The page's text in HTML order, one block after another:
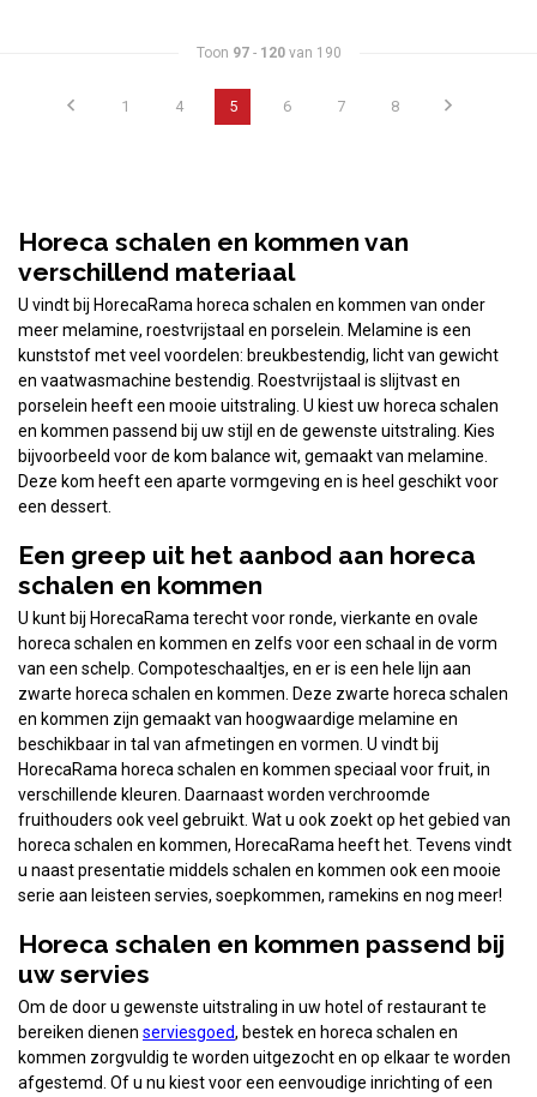
Toon 97- 120van 190
1 4 5 6 7 8
Horeca schalen en kommen van
verschillend materiaal
U vindt bij HorecaRama horeca schalen en kommen van onder
meer melamine, roestvrijstaal en porselein. Melamine is een
kunststof met veel voordelen: breukbestendig, licht van gewicht
en vaatwasmachine bestendig. Roestvrijstaal is slijtvast en
porselein heeft een mooie uitstraling. U kiest uw horeca schalen
en kommen passend bij uw stijl en de gewenste uitstraling. Kies
bijvoorbeeld voor de kom balance wit, gemaakt van melamine.
Deze kom heeft een aparte vormgeving en is heel geschikt voor
een dessert.
Een greep uit het aanbod aan horeca
schalen en kommen
U kunt bij HorecaRama terecht voor ronde, vierkante en ovale
horeca schalen en kommen en zelfs voor een schaal in de vorm
van een schelp. Compoteschaaltjes, en er is een hele lijn aan
zwarte horeca schalen en kommen. Deze zwarte horeca schalen
en kommen zijn gemaakt van hoogwaardige melamine en
beschikbaar in tal van afmetingen en vormen. U vindt bij
HorecaRama horeca schalen en kommen speciaal voor fruit, in
verschillende kleuren. Daarnaast worden verchroomde
fruithouders ook veel gebruikt. Wat u ook zoekt op het gebied van
horeca schalen en kommen, HorecaRama heeft het. Tevens vindt
u naast presentatie middels schalen en kommen ook een mooie
serie aan leisteen servies, soepkommen, ramekins en nog meer!
Horeca schalen en kommen passend bij
uw servies
Om de door u gewenste uitstraling in uw hotel of restaurant te
bereiken dienen serviesgoed, bestek en horeca schalen en
kommen zorgvuldig te worden uitgezocht en op elkaar te worden
afgestemd. Of u nu kiest voor een eenvoudige inrichting of een